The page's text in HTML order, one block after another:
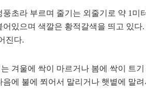
초라 부르며 줄기는 외줄기로 약 1미
있으며 색깔은 황적갈색을 띄고 있다.
진다.
겨울에 싹이 마르거나 봄에 싹이 트
에 불에 쬐어서 말리거나 햇볕에 말